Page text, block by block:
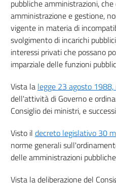
Vigilanza
15
16
17
19
Capo
20
21
pubbliche amministrazioni,
amministrazione e gestione,
vigente in materia di
svolgimento di incarichi
interessi privati che possano
imparziale delle funzioni
Vista la legge 23 agosto
dell'attività di Governo e
Consiglio dei ministri, e
Visto il decreto legislativo 30
norme generali
delle amministrazioni
Vista la deliberazione del